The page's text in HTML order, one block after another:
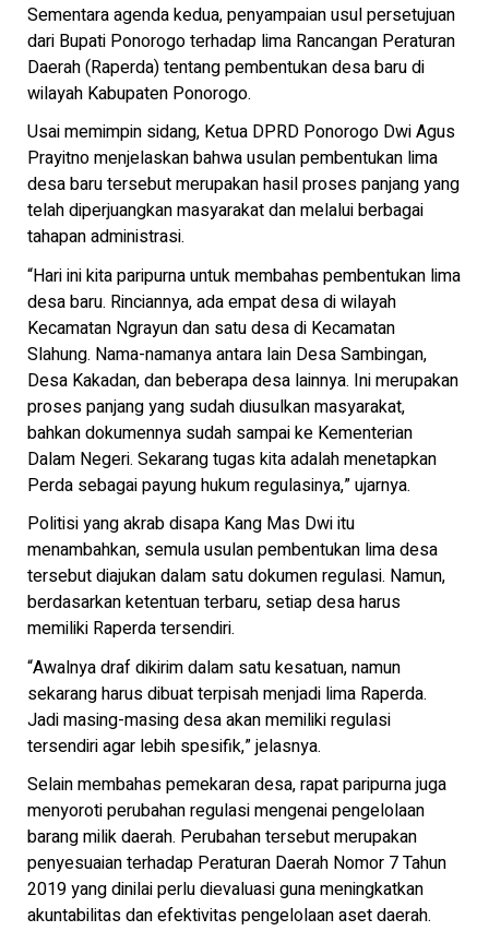
Sementara agenda kedua, penyampaian usul persetujuan
dari Bupati Ponorogo terhadap lima Rancangan Peraturan
Daerah (Raperda) tentang pembentukan desa baru di
wilayah Kabupaten Ponorogo.
Usai memimpin sidang, Ketua DPRD Ponorogo Dwi Agus
Prayitno menjelaskan bahwa usulan pembentukan lima
desa baru tersebut merupakan hasil proses panjang yang
telah diperjuangkan masyarakat dan melalui berbagai
tahapan administrasi.
“Hari ini kita paripurna untuk membahas pembentukan lima
desa baru. Rinciannya, ada empat desa di wilayah
Kecamatan Ngrayun dan satu desa di Kecamatan
Slahung. Nama-namanya antara lain Desa Sambingan,
Desa Kakadan, dan beberapa desa lainnya. Ini merupakan
proses panjang yang sudah diusulkan masyarakat,
bahkan dokumennya sudah sampai ke Kementerian
Dalam Negeri. Sekarang tugas kita adalah menetapkan
Perda sebagai payung hukum regulasinya,” ujarnya.
Politisi yang akrab disapa Kang Mas Dwi itu
menambahkan, semula usulan pembentukan lima desa
tersebut diajukan dalam satu dokumen regulasi. Namun,
berdasarkan ketentuan terbaru, setiap desa harus
memiliki Raperda tersendiri.
“Awalnya draf dikirim dalam satu kesatuan, namun
sekarang harus dibuat terpisah menjadi lima Raperda.
Jadi masing-masing desa akan memiliki regulasi
tersendiri agar lebih spesifik,” jelasnya.
Selain membahas pemekaran desa, rapat paripurna juga
menyoroti perubahan regulasi mengenai pengelolaan
barang milik daerah. Perubahan tersebut merupakan
penyesuaian terhadap Peraturan Daerah Nomor 7 Tahun
2019 yang dinilai perlu dievaluasi guna meningkatkan
akuntabilitas dan efektivitas pengelolaan aset daerah.